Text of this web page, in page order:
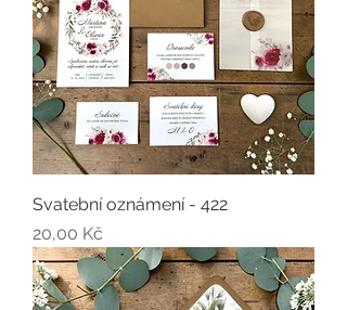
Svatební oznámení - 422
Cena
20,00 Kč